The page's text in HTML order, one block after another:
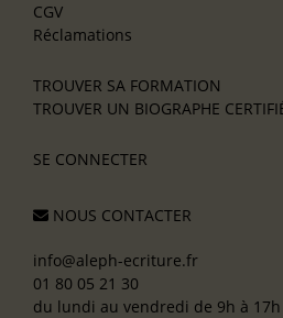
CGV
Réclamations
TROUVER SA FORMATION
TROUVER UN BIOGRAPHE
SE CONNECTER
NOUS CONTACTER
info@aleph-ecriture.fr
01 80 05 21 30
du lundi au vendredi de 9h à 17h